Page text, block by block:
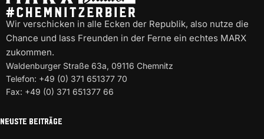
Wir verschicken in alle Ecken der Republik, also nutze die
Chance und lass Freunden in der Ferne ein echtes MARX
zukommen.
Waldenburger Straße 63a, 09116 Chemnitz
Telefon: +49 (0) 371 651377 70
Fax: +49 (0) 371 651377 66
NEUSTE BEITRÄGE